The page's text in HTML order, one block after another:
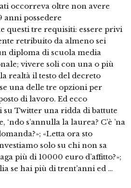
occorreva oltre non avere
anni possedere
questi tre requisiti: essere privi
retribuito da almeno sei
diploma di scuola media
vivere soli con una o più
realtà il testo del decreto
una delle tre opzioni per
di lavoro. Ed ecco
su Twitter una ridda di battute
‘ndo s’annulla la laurea? C’è ’na
«Letta ora sto
solo su chi non sa
più di 10000 euro d’affitto?»;
se hai più di trent’anni ed …